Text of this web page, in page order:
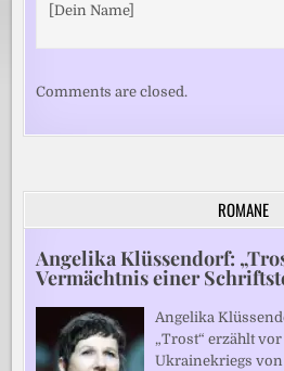
[Dein Name]
Comments are closed.
ROMANE
Angelika Klüssendorf:
Vermächtnis einer
Angelika
„Trost“ erzählt
Ukrainekriegs